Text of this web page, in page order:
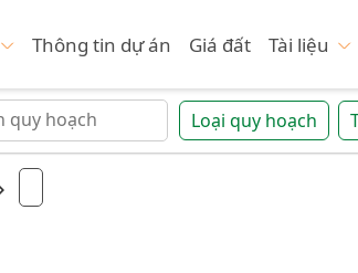
Thông tin dự án Giá đất Tài liệu
Loại quy hoạch